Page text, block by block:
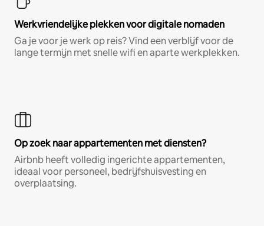
Werkvriendelijke plekken voor digitale nomaden
Ga je voor je werk op reis? Vind een verblijf voor de
lange termijn met snelle wifi en aparte werkplekken.
Op zoek naar appartementen met diensten?
Airbnb heeft volledig ingerichte appartementen,
ideaal voor personeel, bedrijfshuisvesting en
overplaatsing.